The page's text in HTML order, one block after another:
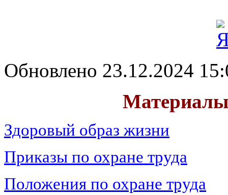
Обновлено 23.12.2024
Материалы
Здоровый образ жизни
Приказы по охране труда
Положения по охране труда